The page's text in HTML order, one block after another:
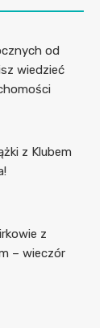
od
wiedzieć
z Klubem
z
– wieczór